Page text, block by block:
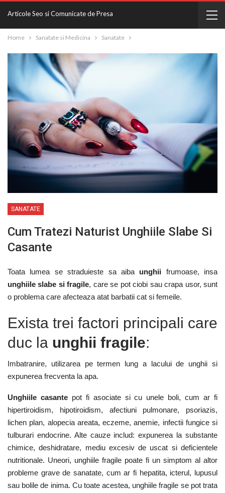
Articole Seo si Comunicate de Presa
Home Sanatate si Medicina Sanatate
SANATATE
Cum Tratezi Naturist Unghiile Slabe Si
Casante
Toata lumea se straduieste sa aiba unghii frumoase, insa
unghiile slabe si fragile, care se pot ciobi sau crapa usor, sunt
o problema care afecteaza atat barbatii cat si femeile.
Exista trei factori principali care
duc la unghii fragile:
Imbatranire, utilizarea pe termen lung a lacului de unghii si
expunerea frecventa la apa.
Unghiile casantepot fi asociate si cu unele boli, cum ar fi
hipertiroidism, hipotiroidism, afectiuni pulmonare, psoriazis,
lichen plan, alopecia areata, eczeme, anemie, infectii fungice si
tulburari endocrine. Alte cauze includ: expunerea la substante
chimice, deshidratare, mediu excesiv de uscat si deficientele
nutritionale. Uneori, unghiile fragile poate fi un simptom al altor
probleme grave de sanatate, cum ar fi hepatita, icterul, lupusul
sau bolile de inima. Cu toate acestea, unghiile fragile se pot trata